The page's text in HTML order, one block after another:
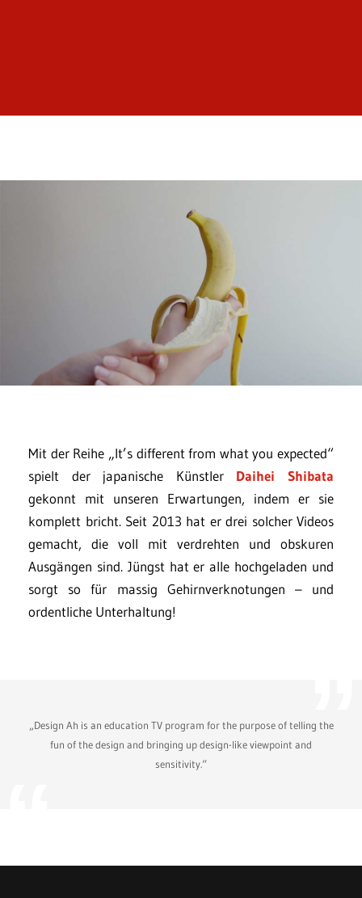
Mit der Reihe „It’s different from what you expected“
spielt der japanische Künstler Daihei Shibata
gekonnt mit unseren Erwartungen, indem er sie
komplett bricht. Seit 2013 hat er drei solcher Videos
gemacht, die voll mit verdrehten und obskuren
Ausgängen sind. Jüngst hat er alle hochgeladen und
sorgt so für massig Gehirnverknotungen – und
ordentliche Unterhaltung!
„Design Ah is an education TV program for the purpose of telling the
fun of the design and bringing up design-like viewpoint and
sensitivity.“